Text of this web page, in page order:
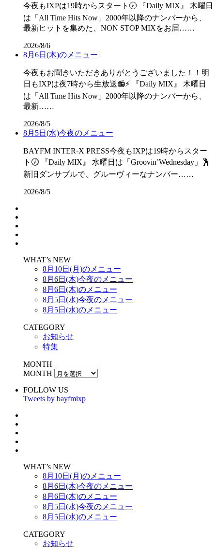
今夜もIXPは19時からスタート🕖 『Daily MIX』 木曜日
は「All Time Hits Now」2000年以降のナンバーから、
最新ヒットを集めた、NON STOP MIXをお届……
2026/8/6
8月6日(木)のメニュー
今夜もお聞きいただきありがとうございました！！明
日もIXPは夜7時から生放送📻⚡ 『Daily MIX』 木曜日
は「All Time Hits Now」2000年以降のナンバーから、
最新……
2026/8/5
8月5日(水)今夜のメニュー
BAYFM INTER-X PRESS今夜もIXPは19時からスター
ト🕖 『Daily MIX』 水曜日は「Groovin’Wednesday」🕺
新旧ダンサブルで、グルーヴィーなナンバー……
2026/8/5
WHAT’s NEW
8月10日(月)のメニュー
8月6日(木)今夜のメニュー
8月6日(木)のメニュー
8月5日(水)今夜のメニュー
8月5日(水)のメニュー
CATEGORY
お知らせ
特集
MONTH
MONTH
FOLLOW US
Tweets by bayfmixp
WHAT’s NEW
8月10日(月)のメニュー
8月6日(木)今夜のメニュー
8月6日(木)のメニュー
8月5日(水)今夜のメニュー
8月5日(水)のメニュー
CATEGORY
お知らせ